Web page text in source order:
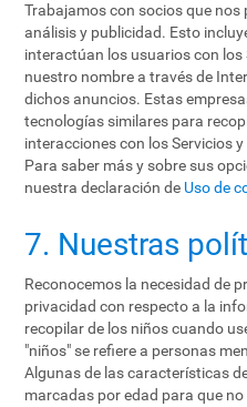
Trabajamos con socios que
análisis y publicidad. Esto
interactúan los usuarios con
nuestro nombre a través de
dichos anuncios. Estas
tecnologías similares para
interacciones con los Servicios
Para saber más y sobre sus
nuestra declaración de Uso de
7. Nuestras
Reconocemos la necesidad de
privacidad con respecto a la
recopilar de los niños cuando
"niños" se refiere a personas
Algunas de las características
marcadas por edad para que